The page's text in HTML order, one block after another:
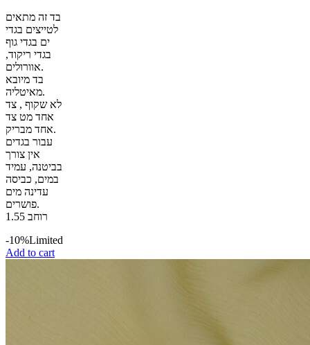
בד זה מתאים
לטייצים בגדי
ים בגדי גוף
בגדי ריקוד,
אוורולים.
בד מיובא
מאיטליה.
לא שקוף , צד
אחד מט צד
אחד מבריק.
עבור בגדים
אין צורך
בביטנה, עמיד
במים, כביסה
עדינה מים
פושרים.
רוחב 1.55
-10%Limited
Add to cart